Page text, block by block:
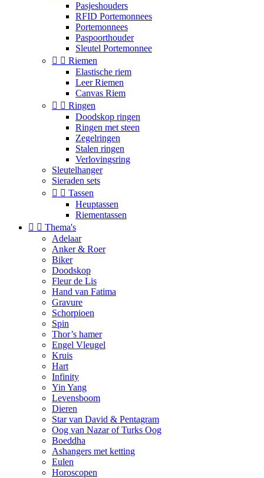
Pasjeshouders
RFID Portemonnees
Portemonnees
Paspoorthouder
Sleutel Portemonnee
  Riemen
Elastische riem
Leer Riemen
Canvas Riem
  Ringen
Doodskop ringen
Ringen met steen
Zegelringen
Stalen ringen
Verlovingsring
Sleutelhanger
Sieraden sets
  Tassen
Heuptassen
Riementassen
  Thema's
Adelaar
Anker & Roer
Biker
Doodskop
Fleur de Lis
Hand van Fatima
Gravure
Schorpioen
Spin
Thor’s hamer
Engel Vleugel
Kruis
Hart
Infinity
Yin Yang
Levensboom
Dieren
Star van David & Pentagram
Oog van Nazar of Turks Oog
Boeddha
Ashangers met ketting
Eulen
Horoscopen